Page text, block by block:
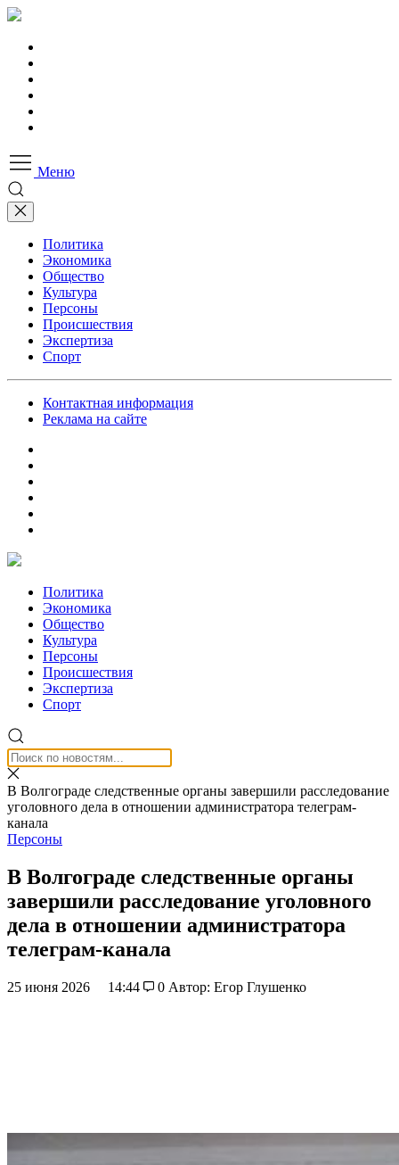
Меню
Политика
Экономика
Общество
Культура
Персоны
Происшествия
Экспертиза
Спорт
Контактная информация
Реклама на сайте
Политика
Экономика
Общество
Культура
Персоны
Происшествия
Экспертиза
Спорт
В Волгограде следственные органы завершили расследование
уголовного дела в отношении администратора телеграм-
канала
Персоны
В Волгограде следственные органы
завершили расследование уголовного
дела в отношении администратора
телеграм-канала
25 июня 2026 14:44 0 Автор: Егор Глушенко